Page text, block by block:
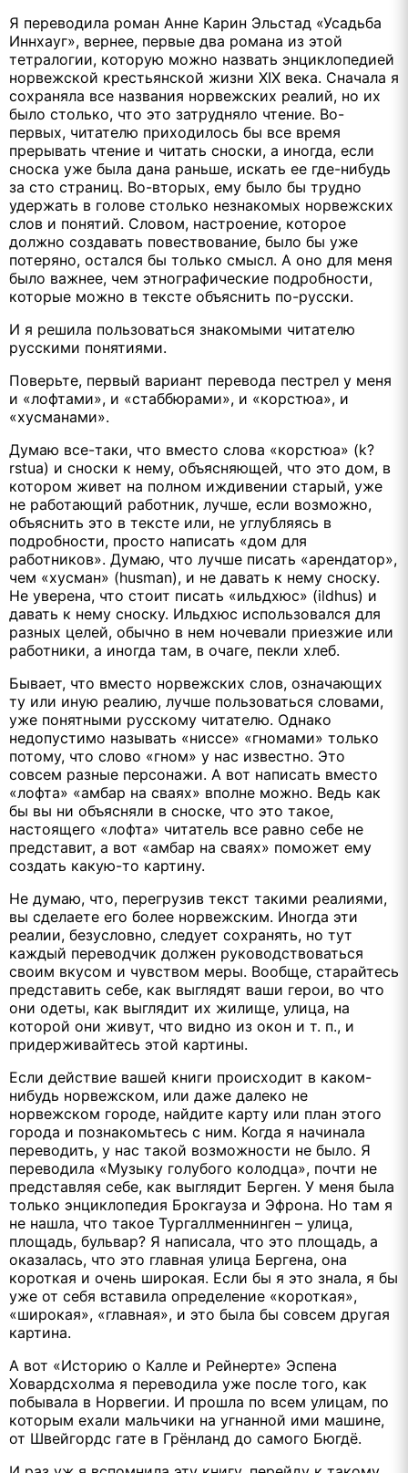
Я переводила роман Анне Карин Эльстад «Усадьба
Иннхауг», вернее, первые два романа из этой
тетралогии, которую можно назвать энциклопедией
норвежской крестьянской жизни XIX века. Сначала я
сохраняла все названия норвежских реалий, но их
было столько, что это затрудняло чтение. Во-
первых, читателю приходилось бы все время
прерывать чтение и читать сноски, а иногда, если
сноска уже была дана раньше, искать ее где-нибудь
за сто страниц. Во-вторых, ему было бы трудно
удержать в голове столько незнакомых норвежских
слов и понятий. Словом, настроение, которое
должно создавать повествование, было бы уже
потеряно, остался бы только смысл. А оно для меня
было важнее, чем этнографические подробности,
которые можно в тексте объяснить по-русски.
И я решила пользоваться знакомыми читателю
русскими понятиями.
Поверьте, первый вариант перевода пестрел у меня
и «лофтами», и «стаббюрами», и «корстюа», и
«хусманами».
Думаю все-таки, что вместо слова «корстюа» (k?
rstua) и сноски к нему, объясняющей, что это дом, в
котором живет на полном иждивении старый, уже
не работающий работник, лучше, если возможно,
объяснить это в тексте или, не углубляясь в
подробности, просто написать «дом для
работников». Думаю, что лучше писать «арендатор»,
чем «хусман» (husman), и не давать к нему сноску.
Не уверена, что стоит писать «ильдхюс» (ildhus) и
давать к нему сноску. Ильдхюс использовался для
разных целей, обычно в нем ночевали приезжие или
работники, а иногда там, в очаге, пекли хлеб.
Бывает, что вместо норвежских слов, означающих
ту или иную реалию, лучше пользоваться словами,
уже понятными русскому читателю. Однако
недопустимо называть «ниссе» «гномами» только
потому, что слово «гном» у нас известно. Это
совсем разные персонажи. А вот написать вместо
«лофта» «амбар на сваях» вполне можно. Ведь как
бы вы ни объясняли в сноске, что это такое,
настоящего «лофта» читатель все равно себе не
представит, а вот «амбар на сваях» поможет ему
создать какую-то картину.
Не думаю, что, перегрузив текст такими реалиями,
вы сделаете его более норвежским. Иногда эти
реалии, безусловно, следует сохранять, но тут
каждый переводчик должен руководствоваться
своим вкусом и чувством меры. Вообще, старайтесь
представить себе, как выглядят ваши герои, во что
они одеты, как выглядит их жилище, улица, на
которой они живут, что видно из окон и т. п., и
придерживайтесь этой картины.
Если действие вашей книги происходит в каком-
нибудь норвежском, или даже далеко не
норвежском городе, найдите карту или план этого
города и познакомьтесь с ним. Когда я начинала
переводить, у нас такой возможности не было. Я
переводила «Музыку голубого колодца», почти не
представляя себе, как выглядит Берген. У меня была
только энциклопедия Брокгауза и Эфрона. Но там я
не нашла, что такое Тургаллменнинген – улица,
площадь, бульвар? Я написала, что это площадь, а
оказалась, что это главная улица Бергена, она
короткая и очень широкая. Если бы я это знала, я бы
уже от себя вставила определение «короткая»,
«широкая», «главная», и это была бы совсем другая
картина.
А вот «Историю о Калле и Рейнерте» Эспена
Ховардсхолма я переводила уже после того, как
побывала в Норвегии. И прошла по всем улицам, по
которым ехали мальчики на угнанной ими машине,
от Швейгордс гате в Грёнланд до самого Бюгдё.